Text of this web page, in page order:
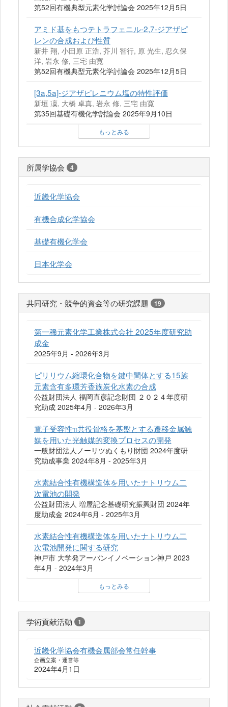
第52回有機典型元素化学討論会 2025年12月5日
アミド基をもつテトラフェニル-2,7-ジアザピ
レンの合成および性質
新井 翔, 小田原 正浩, 芥川 智行, 原 光生, 忍久保
洋, 岩永 修, 三宅 由寛
第52回有機典型元素化学討論会 2025年12月5日
[3a,5a]-ジアザピレニウム塩の特性評価
新垣 凜, 大橋 卓真, 岩永 修, 三宅 由寛
第35回基礎有機化学討論会 2025年9月10日
もっとみる
所属学協会 4
近畿化学協会
有機合成化学協会
基礎有機化学会
日本化学会
共同研究・競争的資金等の研究課題 19
第一稀元素化学工業株式会社 2025年度研究助
成金
2025年9月 - 2026年3月
ピリリウム縮環化合物を鍵中間体とする15族
元素含有多環芳香族炭化水素の合成
公益財団法人 福岡直彦記念財団 ２０２４年度研
究助成 2025年4月 - 2026年3月
電子受容性π共役骨格を基盤とする遷移金属触
媒を用いた光触媒的変換プロセスの開発
一般財団法人ノーリツぬくもり財団 2024年度研
究助成事業 2024年8月 - 2025年3月
水素結合性有機構造体を用いたナトリウム二
次電池の開発
公益財団法人 増屋記念基礎研究振興財団 2024年
度助成金 2024年6月 - 2025年3月
水素結合性有機構造体を用いたナトリウム二
次電池開発に関する研究
神戸市 大学発アーバンイノベーション神戸 2023
年4月 - 2024年3月
もっとみる
学術貢献活動 1
近畿化学協会有機金属部会常任幹事
企画立案・運営等
2024年4月1日